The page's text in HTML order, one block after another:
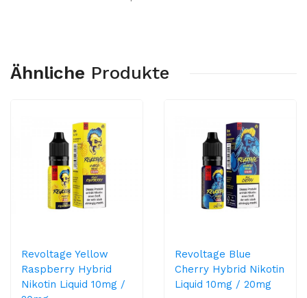
Ähnliche Produkte
Revoltage Yellow
Raspberry Hybrid
Nikotin Liquid 10mg /
Revoltage Blue
Cherry Hybrid Nikotin
Liquid 10mg / 20mg